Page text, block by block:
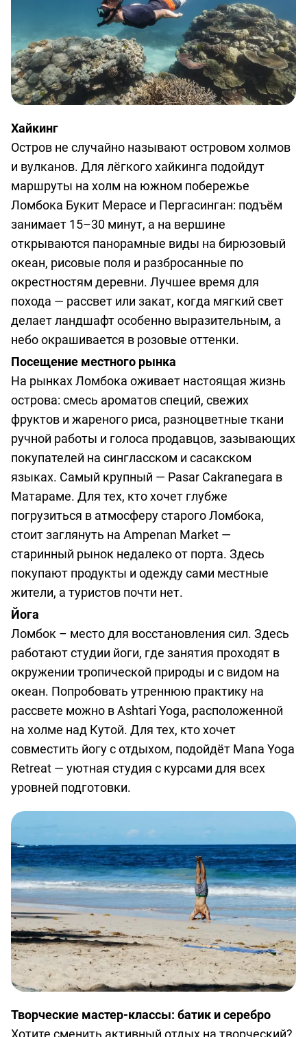
Хайкинг
Остров не случайно называют островом холмов
и вулканов. Для лёгкого хайкинга подойдут
маршруты на холм на южном побережье
Ломбока Букит Мерасе и Пергасинган: подъём
занимает 15–30 минут, а на вершине
открываются панорамные виды на бирюзовый
океан, рисовые поля и разбросанные по
окрестностям деревни. Лучшее время для
похода — рассвет или закат, когда мягкий свет
делает ландшафт особенно выразительным, а
небо окрашивается в розовые оттенки.
Посещение местного рынка
На рынках Ломбока оживает настоящая жизнь
острова: смесь ароматов специй, свежих
фруктов и жареного риса, разноцветные ткани
ручной работы и голоса продавцов, зазывающих
покупателей на сингласском и сасакском
языках. Самый крупный — Pasar Cakranegara в
Матараме. Для тех, кто хочет глубже
погрузиться в атмосферу старого Ломбока,
стоит заглянуть на Ampenan Market —
старинный рынок недалеко от порта. Здесь
покупают продукты и одежду сами местные
жители, а туристов почти нет.
Йога
Ломбок – место для восстановления сил. Здесь
работают студии йоги, где занятия проходят в
окружении тропической природы и с видом на
океан. Попробовать утреннюю практику на
рассвете можно в Ashtari Yoga, расположенной
на холме над Кутой. Для тех, кто хочет
совместить йогу с отдыхом, подойдёт Mana Yoga
Retreat — уютная студия с курсами для всех
уровней подготовки.
Творческие мастер-классы: батик и серебро
Хотите сменить активный отдых на творческий?